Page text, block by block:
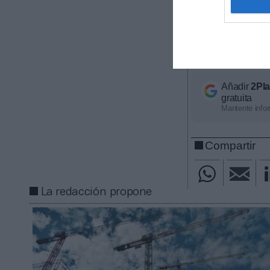
La
ubicación,
Añadir
gratuita
Mantente
Compartir
La redacción propone